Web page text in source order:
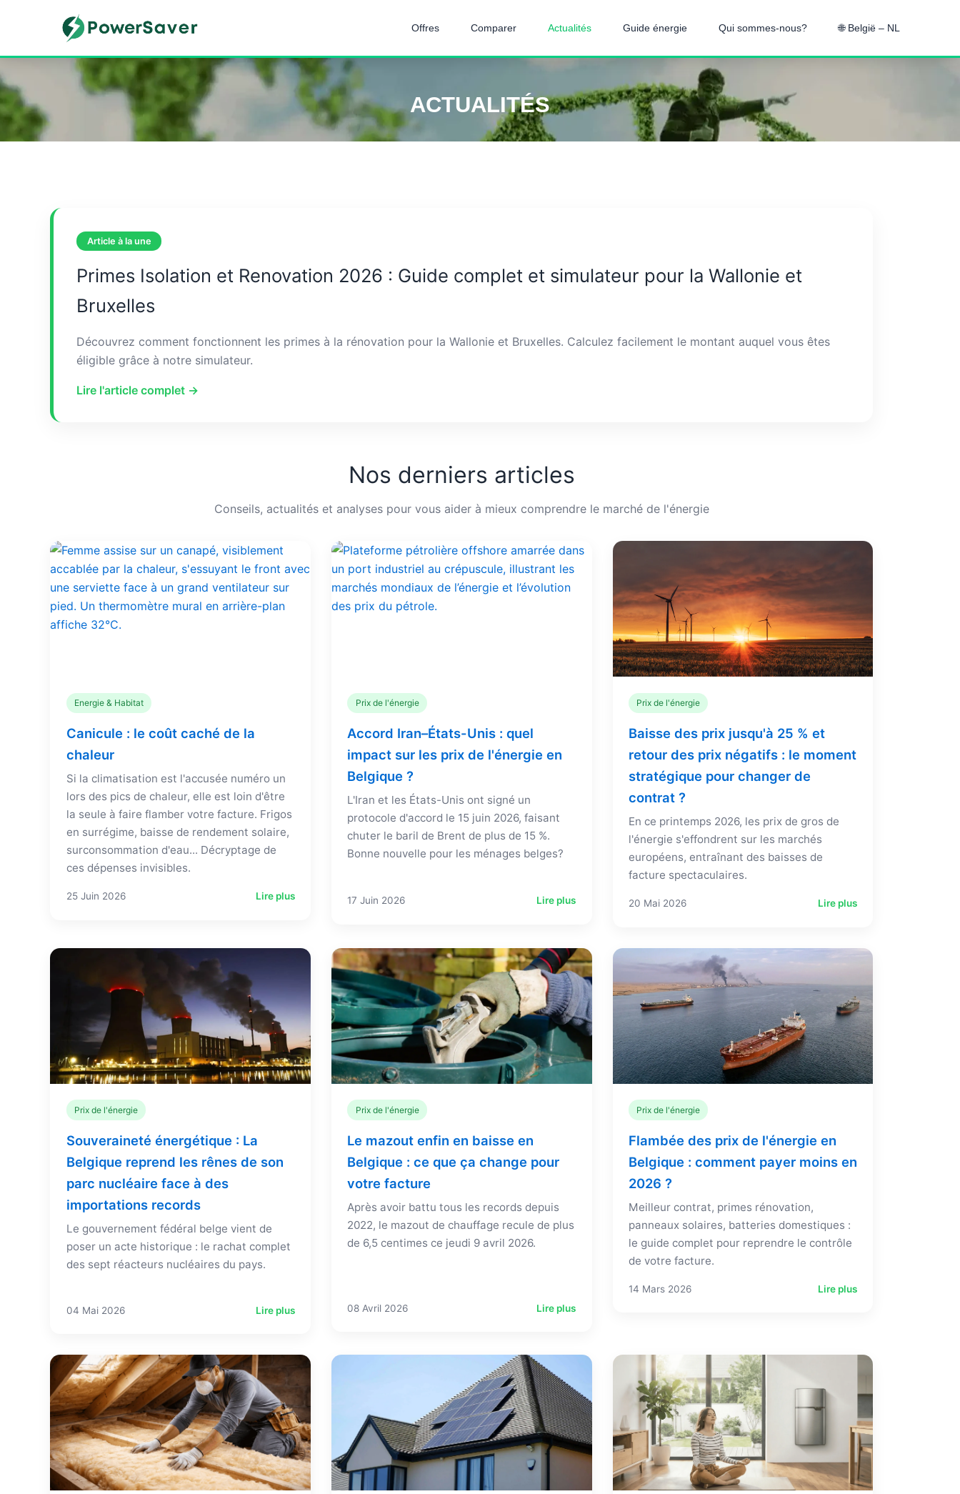
Offres Comparer Actualités Guide énergie Qui sommes-nous? 🌐 België – NL
ACTUALITÉS
Article à la une
Primes Isolation et Renovation 2026 : Guide complet et simulateur pour la Wallonie et
Bruxelles
Découvrez comment fonctionnent les primes à la rénovation pour la Wallonie et Bruxelles. Calculez facilement le montant auquel vous êtes
éligible grâce à notre simulateur.
Lire l'article complet →
Nos derniers articles
Conseils, actualités et analyses pour vous aider à mieux comprendre le marché de l'énergie
Energie & Habitat
Canicule : le coût caché de la
chaleur
Si la climatisation est l'accusée numéro un
lors des pics de chaleur, elle est loin d'être
la seule à faire flamber votre facture. Frigos
en surrégime, baisse de rendement solaire,
surconsommation d'eau... Décryptage de
ces dépenses invisibles.
25 Juin 2026 Lire plus
Prix de l'énergie
Accord Iran–États-Unis : quel
impact sur les prix de l'énergie en
Belgique ?
L'Iran et les États-Unis ont signé un
protocole d'accord le 15 juin 2026, faisant
chuter le baril de Brent de plus de 15 %.
Bonne nouvelle pour les ménages belges?
17 Juin 2026 Lire plus
Prix de l'énergie
Baisse des prix jusqu'à 25 % et
retour des prix négatifs : le moment
stratégique pour changer de
contrat ?
En ce printemps 2026, les prix de gros de
l'énergie s'effondrent sur les marchés
européens, entraînant des baisses de
facture spectaculaires.
20 Mai 2026 Lire plus
Prix de l'énergie
Souveraineté énergétique : La
Belgique reprend les rênes de son
parc nucléaire face à des
importations records
Le gouvernement fédéral belge vient de
poser un acte historique : le rachat complet
des sept réacteurs nucléaires du pays.
04 Mai 2026 Lire plus
Prix de l'énergie
Le mazout enfin en baisse en
Belgique : ce que ça change pour
votre facture
Après avoir battu tous les records depuis
2022, le mazout de chauffage recule de plus
de 6,5 centimes ce jeudi 9 avril 2026.
08 Avril 2026 Lire plus
Prix de l'énergie
Flambée des prix de l'énergie en
Belgique : comment payer moins en
2026 ?
Meilleur contrat, primes rénovation,
panneaux solaires, batteries domestiques :
le guide complet pour reprendre le contrôle
de votre facture.
14 Mars 2026 Lire plus